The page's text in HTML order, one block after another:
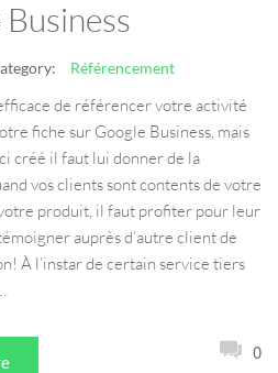
Référencement
de référencer votre activité
fiche sur Google Business, mais
créé il faut lui donner de la
vos clients sont contents de votre
produit, il faut profiter pour leur
auprès d’autre client de
À l’instar de certain service tiers
0